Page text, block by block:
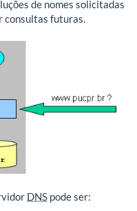
de nomes solicitadas
consultas futuras.
DNS pode ser: